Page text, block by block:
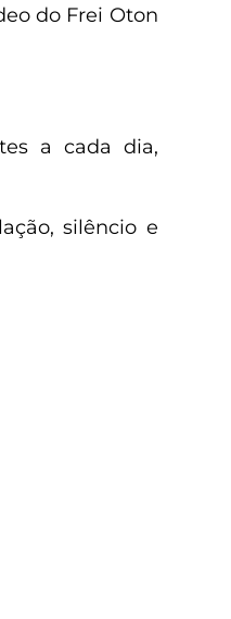
do Frei Oton
a cada dia,
silêncio e